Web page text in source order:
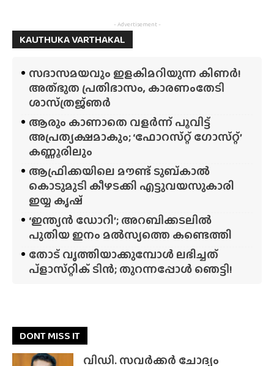
- Advertisement -
KAUTHUKA VARTHAKAL
സദാസമയവും ഇളകിമറിയുന്ന കിണർ!
അത്‌ഭുത പ്രതിഭാസം, കാരണംതേടി
ശാസ്‌ത്രജ്‌ഞർ
ആരും കാണാതെ വളർന്ന് പൂവിട്ട്
അപ്രത്യക്ഷമാകും; ‘ഫോറസ്‌റ്റ്‌ ഗോസ്‌റ്റ്’
കണ്ണൂരിലും
ആഫ്രിക്കയിലെ മൗണ്ട് ടുബ്‌കാൽ
കൊടുമുടി കീഴടക്കി എട്ടുവയസുകാരി
ഇയ്യ കൃഷ്
‘ഇന്ത്യൻ ഡോറി’; അറബിക്കടലിൽ
പുതിയ ഇനം മൽസ്യത്തെ കണ്ടെത്തി
തോട് വൃത്തിയാക്കുമ്പോൾ ലഭിച്ചത്
പ്‌ളാസ്‌റ്റിക് ടിൻ; തുറന്നപ്പോൾ ഞെട്ടി!
DONT MISS IT
വിഡി. സവർക്കർ ചോദ്യം